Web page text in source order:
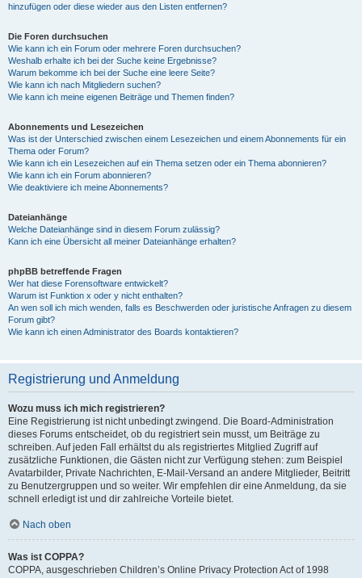
hinzufügen oder diese wieder aus den Listen entfernen?
Die Foren durchsuchen
Wie kann ich ein Forum oder mehrere Foren durchsuchen?
Weshalb erhalte ich bei der Suche keine Ergebnisse?
Warum bekomme ich bei der Suche eine leere Seite?
Wie kann ich nach Mitgliedern suchen?
Wie kann ich meine eigenen Beiträge und Themen finden?
Abonnements und Lesezeichen
Was ist der Unterschied zwischen einem Lesezeichen und einem Abonnements für ein
Thema oder Forum?
Wie kann ich ein Lesezeichen auf ein Thema setzen oder ein Thema abonnieren?
Wie kann ich ein Forum abonnieren?
Wie deaktiviere ich meine Abonnements?
Dateianhänge
Welche Dateianhänge sind in diesem Forum zulässig?
Kann ich eine Übersicht all meiner Dateianhänge erhalten?
phpBB betreffende Fragen
Wer hat diese Forensoftware entwickelt?
Warum ist Funktion x oder y nicht enthalten?
An wen soll ich mich wenden, falls es Beschwerden oder juristische Anfragen zu diesem
Forum gibt?
Wie kann ich einen Administrator des Boards kontaktieren?
Registrierung und Anmeldung
Wozu muss ich mich registrieren?
Eine Registrierung ist nicht unbedingt zwingend. Die Board-Administration
dieses Forums entscheidet, ob du registriert sein musst, um Beiträge zu
schreiben. Auf jeden Fall erhältst du als registriertes Mitglied Zugriff auf
zusätzliche Funktionen, die Gästen nicht zur Verfügung stehen: zum Beispiel
Avatarbilder, Private Nachrichten, E-Mail-Versand an andere Mitglieder, Beitritt
zu Benutzergruppen und so weiter. Wir empfehlen dir eine Anmeldung, da sie
schnell erledigt ist und dir zahlreiche Vorteile bietet.
Nach oben
Was ist COPPA?
COPPA, ausgeschrieben Children’s Online Privacy Protection Act of 1998